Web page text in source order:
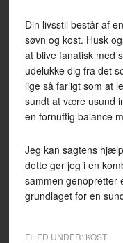
Din livsstil består af
søvn og kost. Husk
at blive fanatisk med
udelukke dig fra det
lige så farligt som at
sundt at være usund
en fornuftig balance
Jeg kan sagtens
dette gør jeg i en
sammen genopretter
grundlaget for en
FILED UNDER: KOST